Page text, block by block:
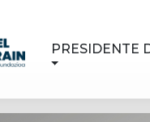
PRESIDENTE